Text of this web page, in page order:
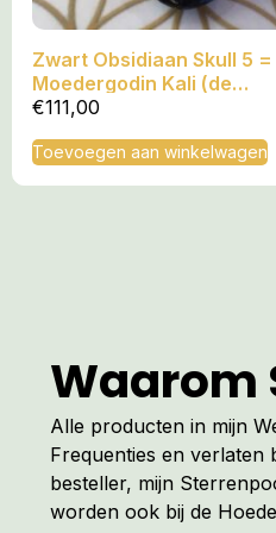
Zwart Obsidiaan Skull 5 =
Moedergodin Kali (de
Allerzoetste) = 8x5x6 cm
€111,00
Toevoegen aan winkelwagen
Waarom
Alle producten in mijn
Frequenties en verlaten
besteller, mijn
worden ook bij de